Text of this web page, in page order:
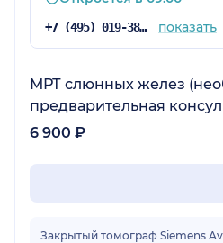
+7 (495) 019-38-33 показать
МРТ слюнных желез
предварительная
6 900 ₽
Закрытый томограф Siemens